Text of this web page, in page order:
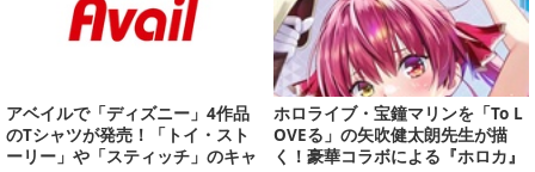
アベイルで「ディズニー」4作品
のTシャツが発売！「トイ・スト
ーリー」や「スティッチ」のキャ
ホロライブ・宝鐘マリンを「To L
OVEる」の矢吹健太朗先生が描
く！豪華コラボによる『ホロカ』